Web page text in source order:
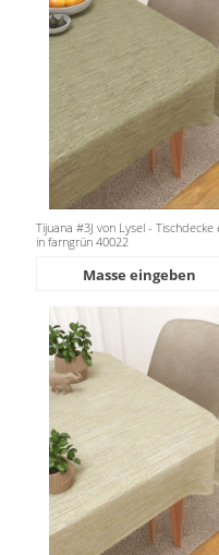
Tijuana #3J von Lysel - Tischdecke
in farngrün 40022
Masse eingeben